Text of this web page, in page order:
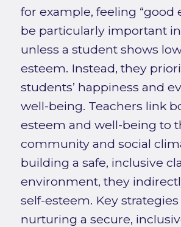
for example, feeling
be particularly important
unless a student shows
esteem. Instead, they
students’ happiness and
well-being. Teachers link
esteem and well-being to
community and social
building a safe, inclusive
environment, they
self-esteem. Key
nurturing a secure,